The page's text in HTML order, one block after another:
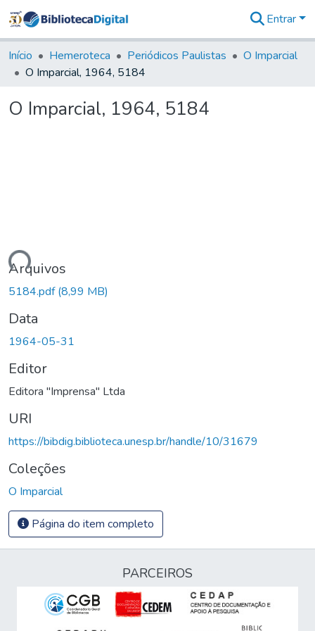
&
Coleções
Tudo na
Digital
Entrar
Início Hemeroteca Periódicos Paulistas
O Imparcial
O Imparcial, 1964, 5184
O Imparcial, 1964, 5184
Arquivos
5184.pdf(8,99 MB)
Data
1964-05-31
Editor
Editora "Imprensa" Ltda
URI
https://bibdig.biblioteca.unesp.br/handle/10/31679
Coleções
O Imparcial
Página do item completo
PARCEIROS